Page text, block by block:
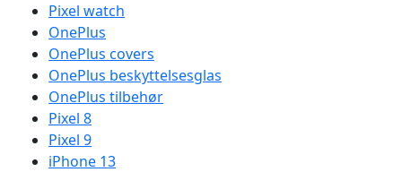
Pixel watch
OnePlus
OnePlus covers
OnePlus beskyttelsesglas
OnePlus tilbehør
Pixel 8
Pixel 9
iPhone 13